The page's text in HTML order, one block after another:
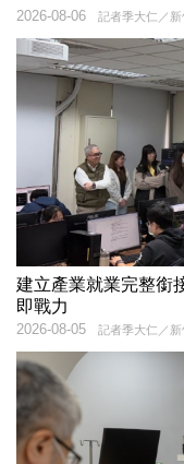
記者季大仁／新
2026-08-06
建立產業就業完整銜
即戰力
記者季大仁／新
2026-08-05